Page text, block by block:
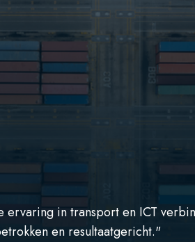
ervaring in transport en ICT
en resultaatgericht."